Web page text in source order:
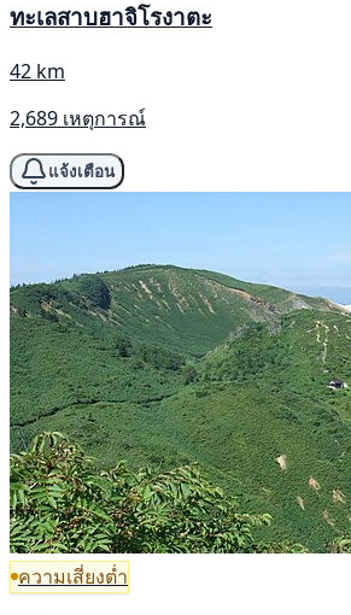
ทะเลสาบฮาจิโรงาตะ
42 km
2,689 เหตุการณ์
แจ้งเตือน
ความเสี่ยงต่ำ